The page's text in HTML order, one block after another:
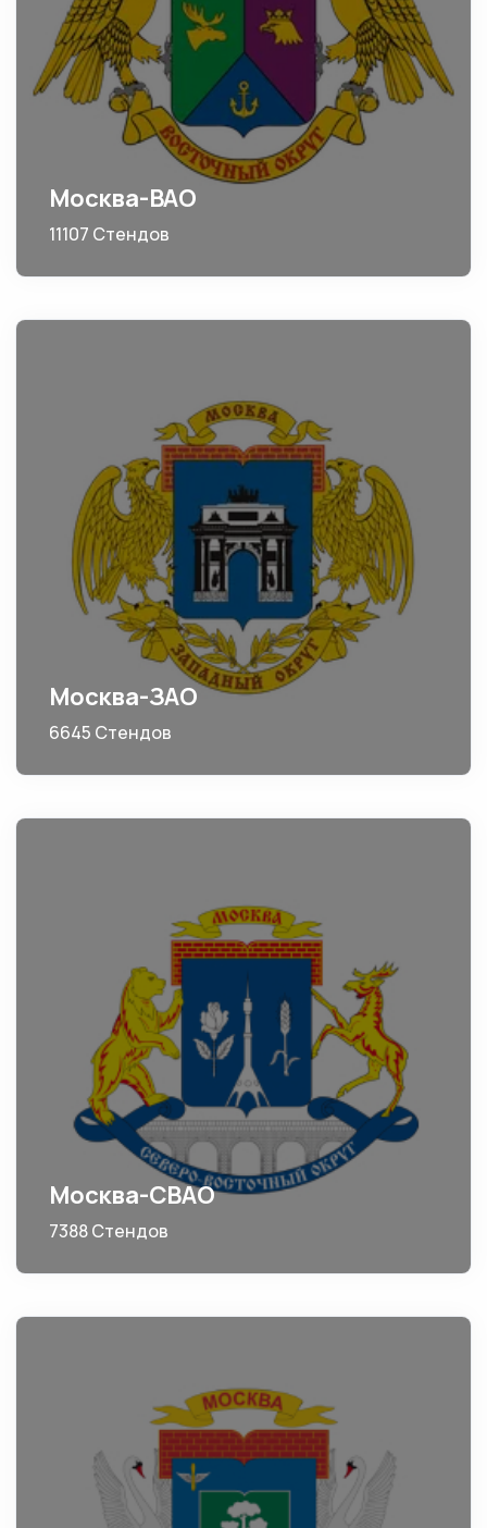
Москва-ВАО
11107 Стендов
Москва-ЗАО
6645 Стендов
Москва-СВАО
7388 Стендов